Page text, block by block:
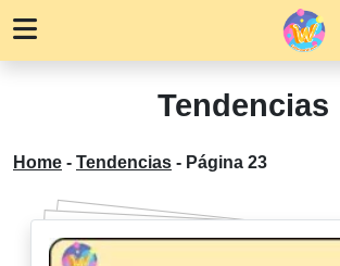
Tendencias
Home - Tendencias - Página 23